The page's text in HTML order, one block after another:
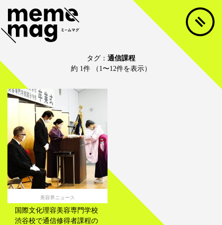
タグ： 通信課程
約 1件 （1〜12件を表示）
美容界ニュース
国際文化理容美容専門学校
渋谷校で通信修得者課程の